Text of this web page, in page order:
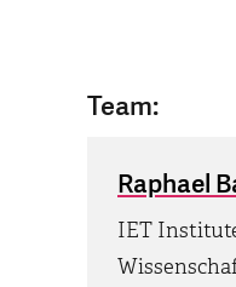
Team:
Raphael
IET